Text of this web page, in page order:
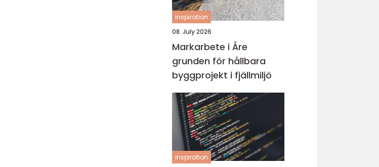
inspiration
08. July 2026
Markarbete i Åre
grunden för hållbara
byggprojekt i fjällmiljö
inspiration